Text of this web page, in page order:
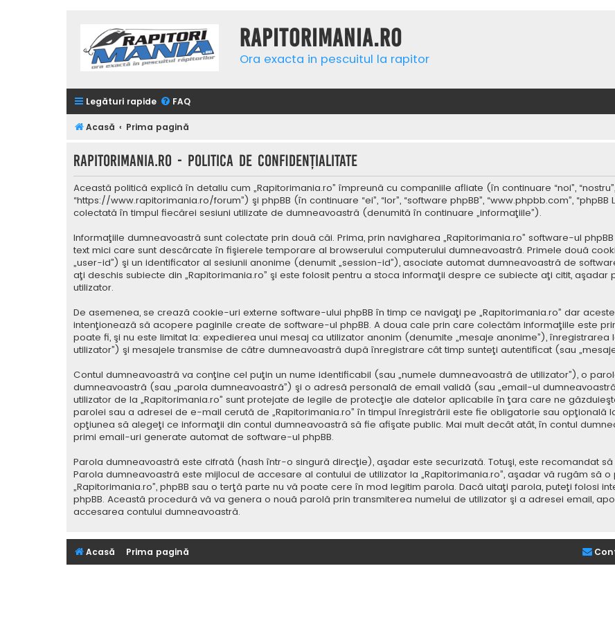
Rapitorimania.ro
Ora exacta in pescuitul la rapitor
Legături rapide FAQ
Acasă Prima pagină
Rapitorimania.ro - Politica de confidenţialitate
Această politică explică în detaliu cum „Rapitorimania.ro” împreună cu companiile afliate (în continuare “noi”,
“https://www.rapitorimania.ro/forum”) şi phpBB (în continuare “ei”, “lor”, “software phpBB”, “www.phpbb.com”,
colectată în timpul fiecărei sesiuni utilizate de dumneavoastră (denumită în continuare „informaţiile”).
Informaţiile dumneavoastră sunt colectate prin două căi. Prima, prin navigharea „Rapitorimania.ro” software-ul
text mici care sunt descărcate în fişierele temporare al browserului computerului dumneavoastră. Primele două
„user-id”) şi un identificator al sesiunii anonime (denumit „session-id”), asociate automat dumneavoastră de
aţi deschis subiecte din „Rapitorimania.ro” şi este folosit pentru a stoca informaţii despre ce subiecte aţi citit,
utilizator.
De asemenea, se crează cookie-uri externe software-ului phpBB în timp ce navigaţi pe „Rapitorimania.ro” dar
intenţionează să acopere paginile create de software-ul phpBB. A doua cale prin care colectăm informaţiile este
poate fi, şi nu este limitat la: expedierea unui mesaj ca utilizator anonim (denumite „mesaje anonime”), înregistrarea
utilizator”) şi mesajele transmise de către dumneavoastră după înregistrare cât timp sunteţi autentificat (sau
Contul dumneavoastră va conţine cel puţin un nume identificabil (sau „numele dumneavoastră de utilizator”), o
dumneavoastră (sau „parola dumneavoastră”) şi o adresă personală de email validă (sau „email-ul
utilizator de la „Rapitorimania.ro” sunt protejate de legile de protecţie ale datelor aplicabile în ţara care ne
parolei sau a adresei de e-mail cerută de „Rapitorimania.ro” în timpul înregistrării este fie obligatorie sau opţională
opţiunea să alegeţi ce informaţii din contul dumneavoastră să fie afişate public. Mai mult decât atât, în contul
primi email-uri generate automat de software-ul phpBB.
Parola dumneavoastră este cifrată (hash într-o singură direcţie), aşadar este securizată. Totuşi, este recomandat
Parola dumneavoastră este mijlocul de accesare al contului de utilizator la „Rapitorimania.ro”, aşadar vă rugăm să
„Rapitorimania.ro”, phpBB sau o terţă parte nu vă poate cere în mod legitim parola. Dacă uitaţi parola, puteţi folosi
phpBB. Această procedură vă va genera o nouă parolă prin transmiterea numelui de utilizator şi a adresei email,
accesarea contului dumneavoastră.
Acasă Prima pagină